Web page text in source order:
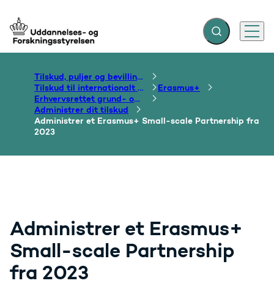
Gå til forsiden Fold søgefelt ud
Menu
Tilskud, puljer og bevillinger
Tilskud til internationalt samarbejde om uddannelse
Erasmus+
Erhvervsrettet grund- og efteruddannelse
Administrer dit tilskud
Administrer et Erasmus+ Small-scale Partnership fra
2023
Administrer et Erasmus+
Small-scale Partnership
fra 2023